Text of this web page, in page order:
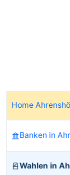
Home
Banken in
Wahlen in